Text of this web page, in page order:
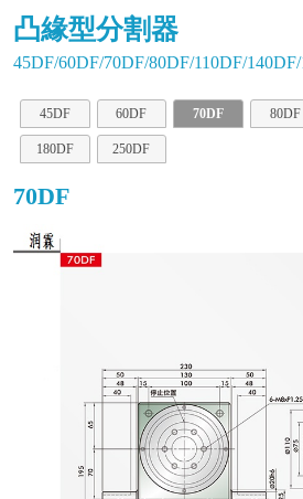
凸緣型分割器
45DF/60DF/70DF/80DF/110DF/
45DF 60DF 70DF 80DF
180DF 250DF
70DF